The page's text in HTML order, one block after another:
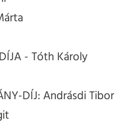
- Tóth Károly
DÍJ: Andrásdi Tibor